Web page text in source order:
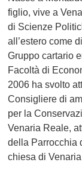
figlio, vive a
di Scienze
all’estero come
Gruppo cartario
Facoltà di
2006 ha svolto
Consigliere di
per la
Venaria Reale,
della Parrocchia
chiesa di